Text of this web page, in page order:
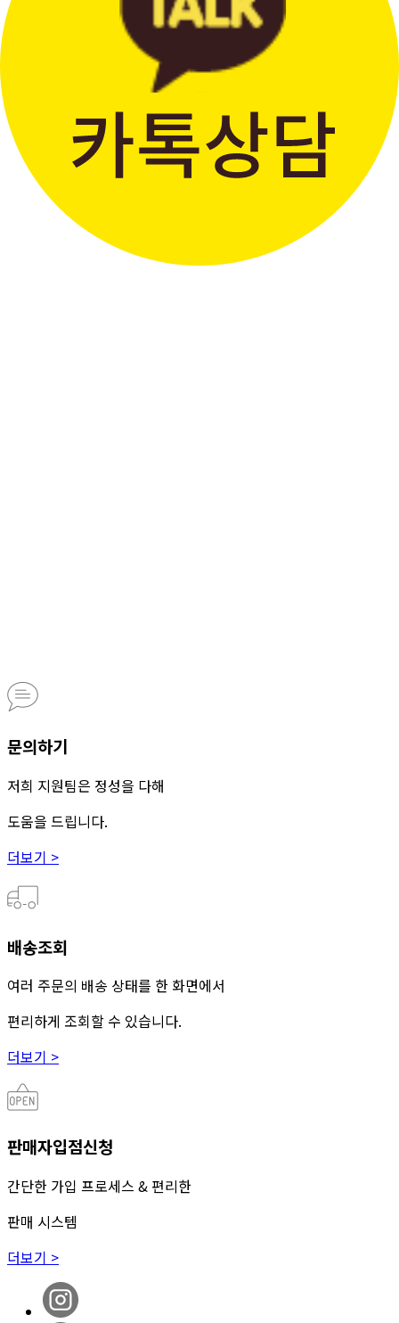
문의하기
저희 지원팀은 정성을 다해
도움을 드립니다.
더보기 >
배송조회
여러 주문의 배송 상태를 한 화면에서
편리하게 조회할 수 있습니다.
더보기 >
판매자입점신청
간단한 가입 프로세스 & 편리한
판매 시스템
더보기 >